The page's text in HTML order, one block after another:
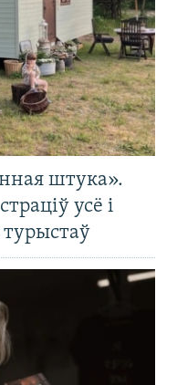
штука».
усё і
турыстаў